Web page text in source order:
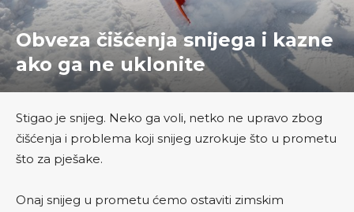
Obveza čišćenja snijega i kazne
ako ga ne uklonite
Stigao je snijeg. Neko ga voli, netko ne upravo zbog
čišćenja i problema koji snijeg uzrokuje što u prometu
što za pješake.
Onaj snijeg u prometu ćemo ostaviti zimskim